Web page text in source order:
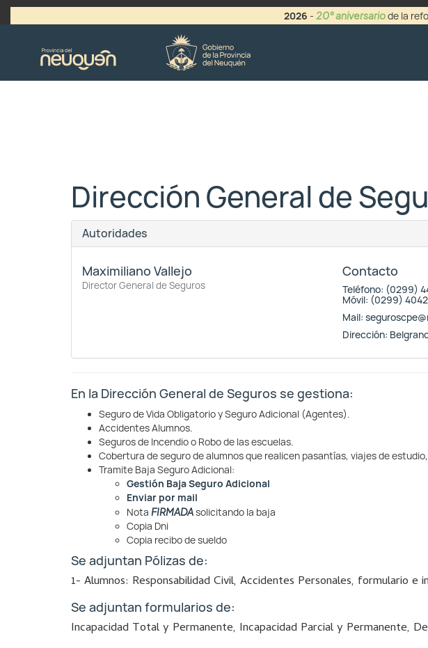
2026 - 20° aniversariode la
Dirección General de
Autoridades
Maximiliano Vallejo
Director General de Seguros
Contacto
Teléfono: (0299)
Móvil: (0299)
Mail:
Dirección:
En la Dirección General de Seguros se gestiona:
Seguro de Vida Obligatorio y Seguro Adicional (Agentes).
Accidentes Alumnos.
Seguros de Incendio o Robo de las escuelas.
Cobertura de seguro de alumnos que realicen pasantías, viajes de
Tramite Baja Seguro Adicional:
Gestión Baja Seguro Adicional
Enviar por mail
Nota FIRMADAsolicitando la baja
Copia Dni
Copia recibo de sueldo
Se adjuntan Pólizas de:
1- Alumnos: Responsabilidad Civil, Accidentes Personales, formulario e
Se adjuntan formularios de:
Incapacidad Total y Permanente, Incapacidad Parcial y Permanente,